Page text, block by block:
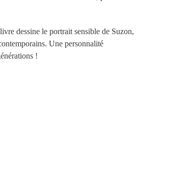
dessine le portrait sensible de Suzon,
Une personnalité
!